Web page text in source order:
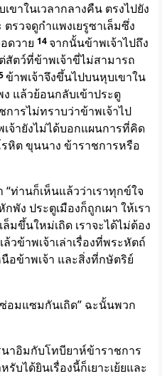
ขาในเวลากลางคืน ตรงไปยัง
รวจดูกำแพงเยรูซาเล็มซึ่ง
ดวาย 14 จากนั้นข้าพเจ้าไปถึง
ตว์ที่ข้าพเจ้าขี่ไม่สามารถ
ข้าพเจ้าจึงขึ้นไปบนหุบเขาใน
แล้วย้อนกลับเข้าประตู
การไม่ทราบว่าข้าพเจ้าไป
จ้ายังไม่ได้บอกแผนการที่คิด
รหิต ขุนนาง ข้าราชการหรือ
“ท่านก็เห็นแล้วว่าเราทุกข์ใจ
กพัง ประตูเมืองก็ถูกเผา ให้เรา
มขึ้นใหม่เถิด เราจะได้ไม่ต้อง
ล้วข้าพเจ้าเล่าเรื่องที่พระหัตถ์
อข้าพเจ้า และสิ่งที่กษัตริย์
ซ่อมแซมกันเถิด” ฉะนั้นพวก
าอิมกับโทบียาห์ข้าราชการ
บได้ยินเรื่องนี้ก็เยาะเย้ยและ